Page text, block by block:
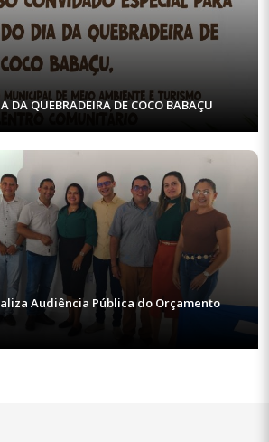
DA QUEBRADEIRA DE COCO BABAÇU
Audiência Pública do Orçamento